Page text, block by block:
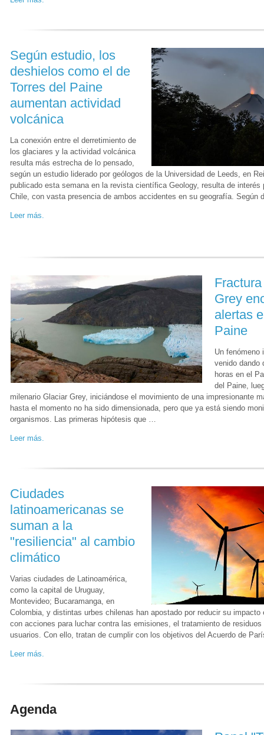
Según estudio, los
deshielos como el de
Torres del Paine
aumentan actividad
volcánica
La conexión entre el derretimiento de
los glaciares y la actividad volcánica
resulta más estrecha de lo pensado,
según un estudio liderado por geólogos de la Universidad de Leeds, en
publicado esta semana en la revista científica Geology, resulta de interés
Chile, con vasta presencia de ambos accidentes en su geografía. Según
Leer más.
Grey
alertas
Paine
Un fenómeno
venido dando
horas en el
del Paine,
milenario Glaciar Grey, iniciándose el movimiento de una impresionante
hasta el momento no ha sido dimensionada, pero que ya está siendo
organismos. Las primeras hipótesis que …
Leer más.
Ciudades
latinoamericanas se
suman a la
"resiliencia" al cambio
climático
Varias ciudades de Latinoamérica,
como la capital de Uruguay,
Montevideo; Bucaramanga, en
Colombia, y distintas urbes chilenas han apostado por reducir su
con acciones para luchar contra las emisiones, el tratamiento de
usuarios. Con ello, tratan de cumplir con los objetivos del Acuerdo de
Leer más.
Agenda